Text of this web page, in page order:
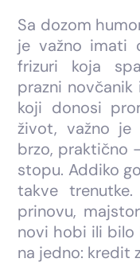
Sa dozom
je važno imati
frizuri koja
prazni
koji donosi
život, važno je
brzo, praktično
stopu. Addiko
takve
prinovu,
novi hobi ili bilo
na jedno: kredit